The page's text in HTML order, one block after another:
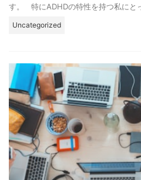
す。 特にADHDの特性を持つ私にと
Uncategorized